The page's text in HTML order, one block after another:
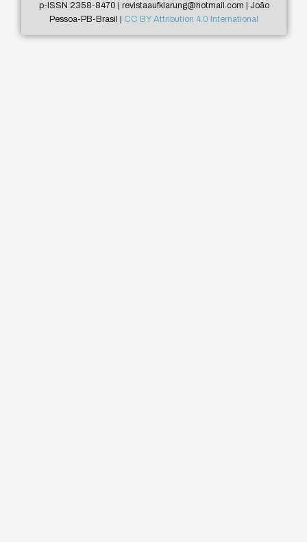
p-ISSN 2358-8470 | revistaaufklarung@hotmail.com | João
Pessoa-PB-Brasil | CC BY Attribution 4.0 International